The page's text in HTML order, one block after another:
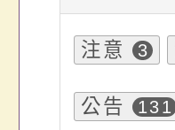
注意 3
公告 131